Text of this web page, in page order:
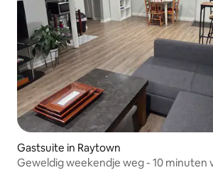
Gastsuite in Raytown
Geweldig weekendje weg - 10 minuten